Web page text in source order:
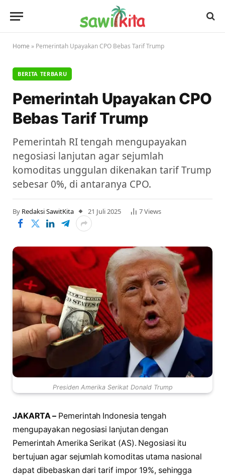
Home » Pemerintah Upayakan CPO Bebas Tarif Trump
BERITA TERBARU
Pemerintah Upayakan CPO
Bebas Tarif Trump
Pemerintah RI tengah mengupayakan
negosiasi lanjutan agar sejumlah
komoditas unggulan dikenakan tarif Trump
sebesar 0%, di antaranya CPO.
By Redaksi SawitKita 21 Juli 2025 7Views
Presiden Amerika Serikat Donald Trump
JAKARTA – Pemerintah Indonesia tengah
mengupayakan negosiasi lanjutan dengan
Pemerintah Amerika Serikat (AS). Negosiasi itu
bertujuan agar sejumlah komoditas utama nasional
dapat dibebaskan dari tarif impor 19%, sehingga